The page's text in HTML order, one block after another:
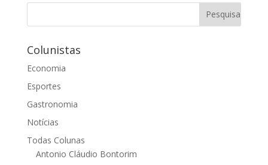
Colunistas
Economia
Esportes
Gastronomia
Notícias
Todas Colunas
Antonio Cláudio Bontorim